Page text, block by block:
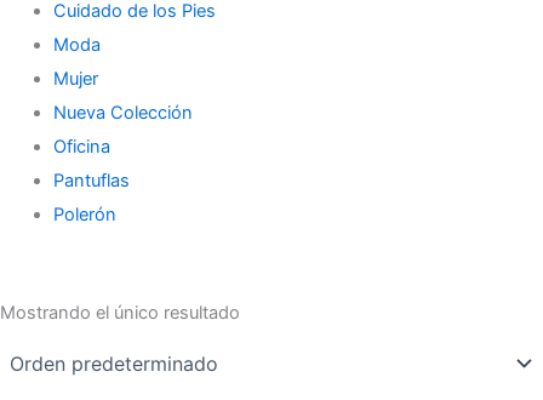
Cuidado de los Pies
Moda
Mujer
Nueva Colección
Oficina
Pantuflas
Polerón
Mostrando el único resultado